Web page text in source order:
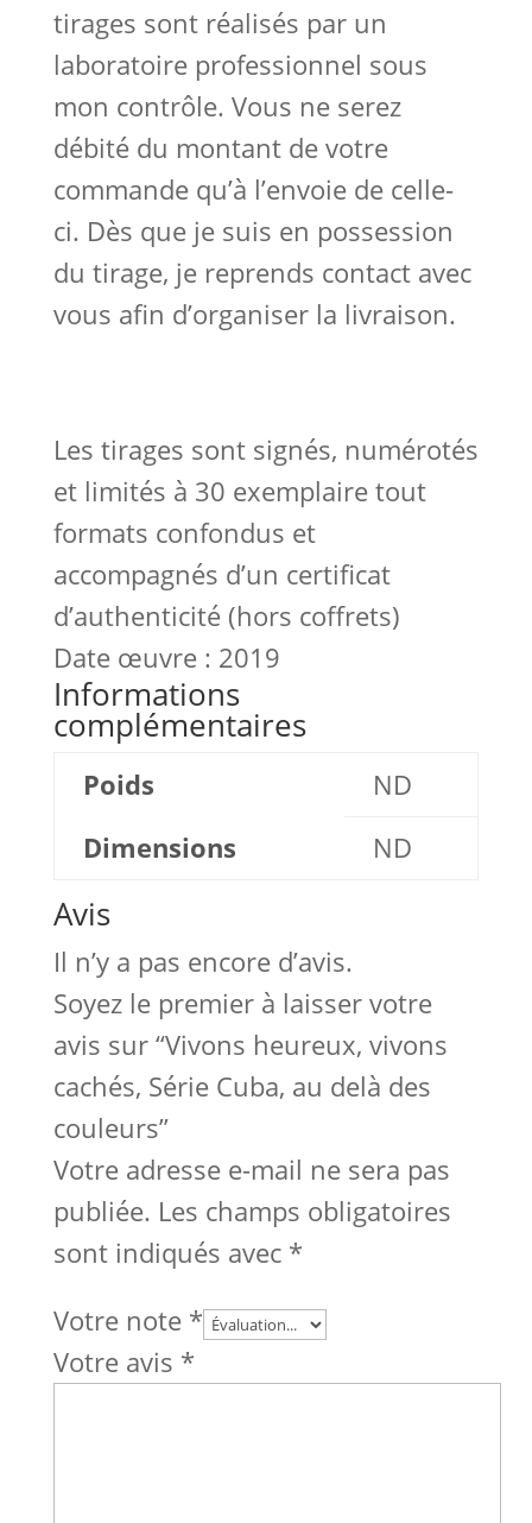
tirages sont réalisés par un
laboratoire professionnel sous
mon contrôle. Vous ne serez
débité du montant de votre
commande qu’à l’envoie de celle-
ci. Dès que je suis en possession
du tirage, je reprends contact avec
vous afin d’organiser la livraison.
Les tirages sont signés, numérotés
et limités à 30 exemplaire tout
formats confondus et
accompagnés d’un certificat
d’authenticité (hors coffrets)
Date œuvre : 2019
Informations
complémentaires
Poids
ND
Dimensions
ND
Avis
Il n’y a pas encore d’avis.
Soyez le premier à laisser votre
avis sur “Vivons heureux, vivons
cachés, Série Cuba, au delà des
couleurs”
Votre adresse e-mail ne sera pas
publiée. Les champs obligatoires
sont indiqués avec *
Votre note *
Votre avis *